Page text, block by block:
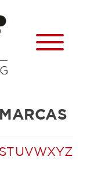
STUVWXYZ